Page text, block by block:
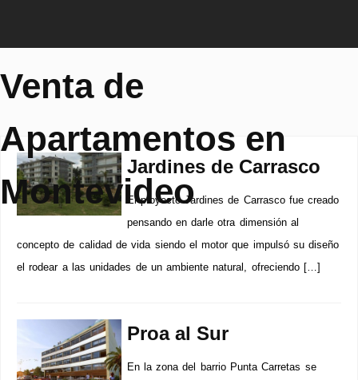
Venta de
Apartamentos en
Montevideo
Jardines de Carrasco
El proyecto Jardines de Carrasco fue creado
pensando en darle otra dimensión al
concepto de calidad de vida siendo el motor que impulsó su diseño
el rodear a las unidades de un ambiente natural, ofreciendo […]
Proa al Sur
En la zona del barrio Punta Carretas se